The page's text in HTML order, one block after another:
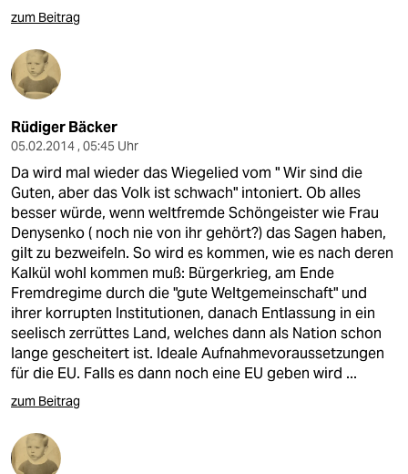
zum Beitrag
Rüdiger Bäcker
05.02.2014 , 05:45 Uhr
Da wird mal wieder das Wiegelied vom " Wir sind die
Guten, aber das Volk ist schwach" intoniert. Ob alles
besser würde, wenn weltfremde Schöngeister wie Frau
Denysenko ( noch nie von ihr gehört?) das Sagen haben,
gilt zu bezweifeln. So wird es kommen, wie es nach deren
Kalkül wohl kommen muß: Bürgerkrieg, am Ende
Fremdregime durch die "gute Weltgemeinschaft" und
ihrer korrupten Institutionen, danach Entlassung in ein
seelisch zerrüttes Land, welches dann als Nation schon
lange gescheitert ist. Ideale Aufnahmevoraussetzungen
für die EU. Falls es dann noch eine EU geben wird ...
zum Beitrag